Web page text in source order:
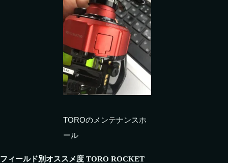
TOROのメンテナンスホ
ール
フィールド別オススメ度 TORO ROCKET